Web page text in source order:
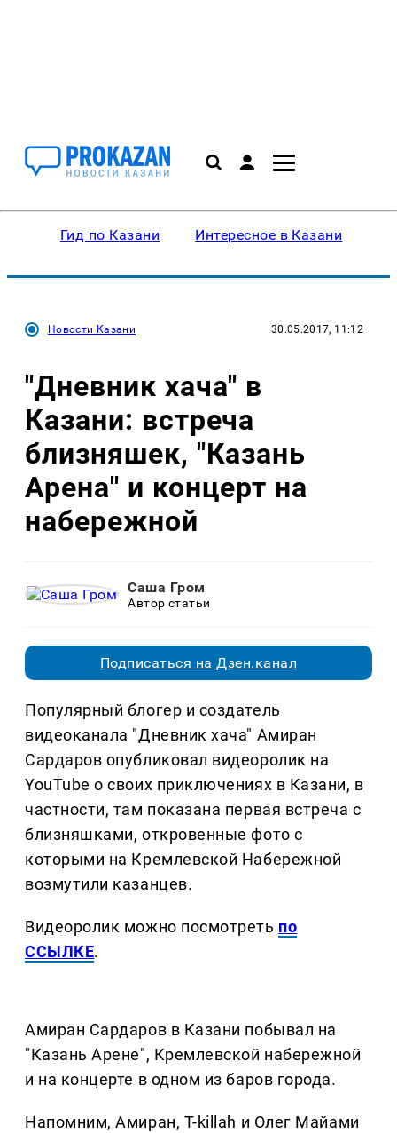
Гид по Казани Интересное в Казани
Новости Казани 30.05.2017, 11:12
"Дневник хача" в
Казани: встреча
близняшек, "Казань
Арена" и концерт на
набережной
Саша Гром
Автор статьи
Подписаться на Дзен.канал
Популярный блогер и создатель
видеоканала "Дневник хача" Амиран
Сардаров опубликовал видеоролик на
YouTube о своих приключениях в Казани, в
частности, там показана первая встреча с
близняшками, откровенные фото с
которыми на Кремлевской Набережной
возмутили казанцев.
Видеоролик можно посмотреть по
ССЫЛКЕ.
Амиран Сардаров в Казани побывал на
"Казань Арене", Кремлевской набережной
и на концерте в одном из баров города.
Напомним, Амиран, T-killah и Олег Майами